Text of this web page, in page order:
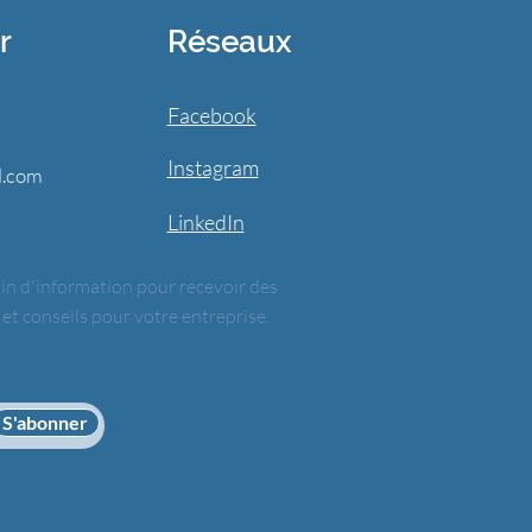
S'abonner
Réseaux
Facebook
Instagram
LinkedIn
d'information pour recevoir des
conseils pour votre entreprise.